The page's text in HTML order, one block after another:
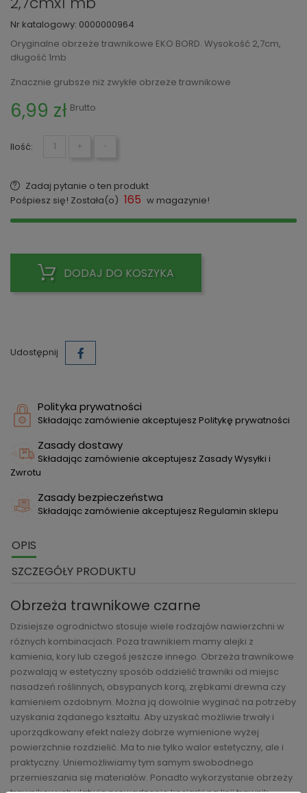
Nr katalogowy: 0000000964
Oryginalne obrzeże trawnikowe EKO BORD. Wysokość 2,7cm,
długość 1mb
Znacznie grubsze niż zwykłe obrzeże trawnikowe
6,99 zł Brutto
Ilość: + −
Zadaj pytanie o ten produkt
Pośpiesz się! Została(o) 165 w magazynie!
DODAJ DO KOSZYKA
Udostępnij
Polityka prywatności
Składając zamówienie akceptujesz Politykę prywatności
Zasady dostawy
Składając zamówienie akceptujesz Zasady Wysyłki i
Zwrotu
Zasady bezpieczeństwa
Składając zamówienie akceptujesz Regulamin sklepu
OPIS
SZCZEGÓŁY PRODUKTU
Obrzeża trawnikowe czarne
Dzisiejsze ogrodnictwo stosuje wiele rodzajów nawierzchni w
różnych kombinacjach. Poza trawnikiem mamy alejki z
kamienia, kory lub czegoś jeszcze innego. Obrzeża trawnikowe
pozwalają w estetyczny sposób oddzielić trawniki od miejsc
nasadzeń roślinnych, obsypanych korą, zrębkami drewna czy
kamieniem ozdobnym. Można ją dowolnie wyginać na potrzeby
uzyskania żądanego kształtu. Aby uzyskać możliwie trwały i
uporządkowany efekt należy dobrze wymienione wyżej
powierzchnie rozdzielić. Ma to nie tylko walor estetyczny, ale i
praktyczny. Uniemożliwiamy tym samym swobodnego
przemieszania się materiałów. Ponadto wykorzystanie obrzeży